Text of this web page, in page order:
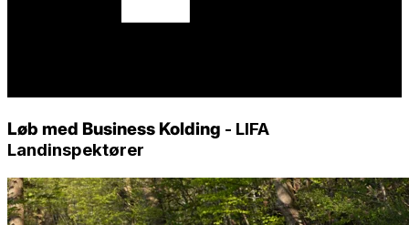
Løb med Business Kolding - LIFA
Landinspektører